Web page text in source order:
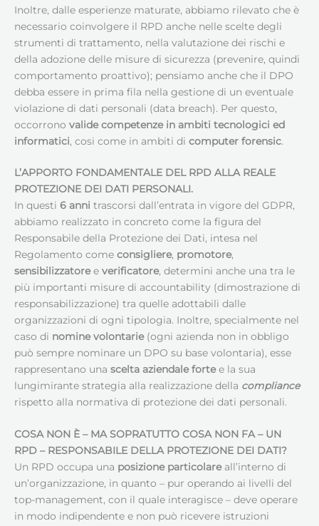
Inoltre, dalle esperienze maturate, abbiamo rilevato che è
necessario coinvolgere il RPD anche nelle scelte degli
strumenti di trattamento, nella valutazione dei rischi e
della adozione delle misure di sicurezza (prevenire, quindi
comportamento proattivo); pensiamo anche che il DPO
debba essere in prima fila nella gestione di un eventuale
violazione di dati personali (data breach). Per questo,
occorrono valide competenze in ambiti tecnologici ed
informatici, cosi come in ambiti di computer forensic.
L’APPORTO FONDAMENTALE DEL RPD ALLA REALE
PROTEZIONE DEI DATI PERSONALI.
In questi 6 anni trascorsi dall’entrata in vigore del GDPR,
abbiamo realizzato in concreto come la figura del
Responsabile della Protezione dei Dati, intesa nel
Regolamento come consigliere, promotore,
sensibilizzatoree verificatore, determini anche una tra le
più importanti misure di accountability (dimostrazione di
responsabilizzazione) tra quelle adottabili dalle
organizzazioni di ogni tipologia. Inoltre, specialmente nel
caso di nomine volontarie(ogni azienda non in obbligo
può sempre nominare un DPO su base volontaria), esse
rappresentano una scelta aziendale fortee la sua
lungimirante strategia alla realizzazione della compliance
rispetto alla normativa di protezione dei dati personali.
COSA NON È – MA SOPRATUTTO COSA NON FA – UN
RPD – RESPONSABILE DELLA PROTEZIONE DEI DATI?
Un RPD occupa una posizione particolareall’interno di
un’organizzazione, in quanto – pur operando ai livelli del
top-management, con il quale interagisce – deve operare
in modo indipendente e non può ricevere istruzioni